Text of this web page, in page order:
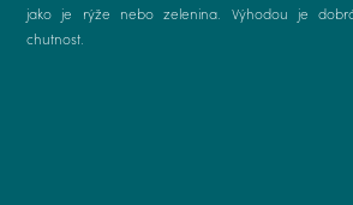
jako je rýže nebo zelenina. Výhodou je
chutnost.